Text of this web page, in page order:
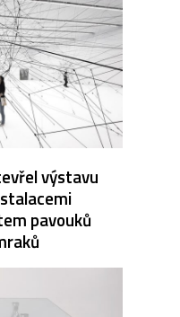
výstavu
pavouků